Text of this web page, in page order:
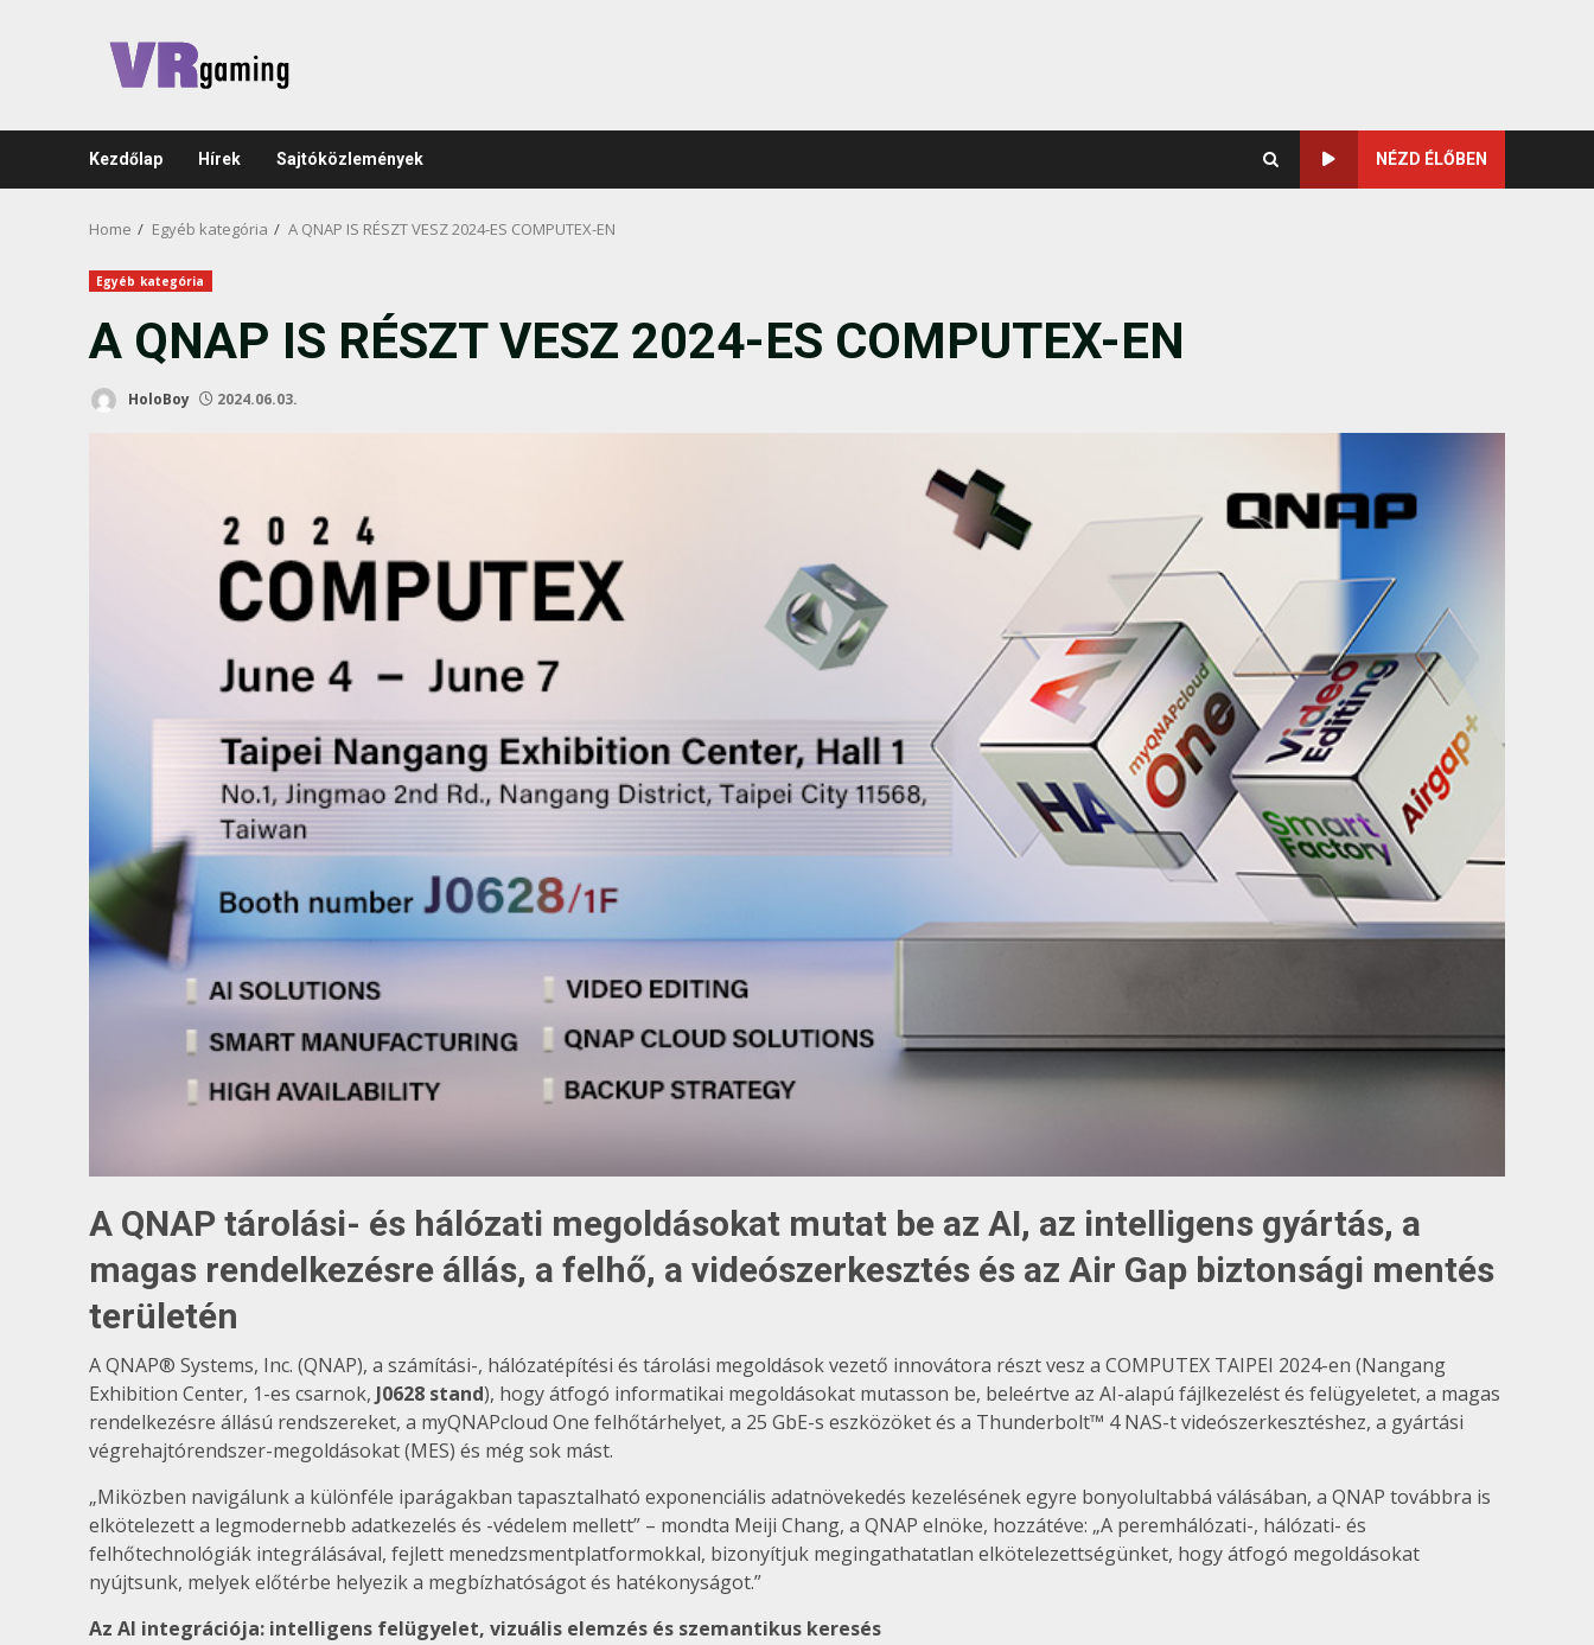
Kezdőlap Hírek Sajtóközlemények NÉZD ÉLŐBEN
Home Egyéb kategória A QNAP IS RÉSZT VESZ 2024-ES COMPUTEX-EN
Egyéb kategória
A QNAP IS RÉSZT VESZ 2024-ES COMPUTEX-EN
HoloBoy 2024.06.03.
A QNAP tárolási- és hálózati megoldásokat mutat be az AI, az intelligens gyártás, a
magas rendelkezésre állás, a felhő, a videószerkesztés és az Air Gap biztonsági mentés
területén
A QNAP® Systems, Inc. (QNAP), a számítási-, hálózatépítési és tárolási megoldások vezető innovátora részt vesz a COMPUTEX TAIPEI 2024-en (Nangang
Exhibition Center, 1-es csarnok, J0628 stand), hogy átfogó informatikai megoldásokat mutasson be, beleértve az AI-alapú fájlkezelést és felügyeletet, a magas
rendelkezésre állású rendszereket, a myQNAPcloud One felhőtárhelyet, a 25 GbE-s eszközöket és a Thunderbolt™ 4 NAS-t videószerkesztéshez, a gyártási
végrehajtórendszer-megoldásokat (MES) és még sok mást.
„Miközben navigálunk a különféle iparágakban tapasztalható exponenciális adatnövekedés kezelésének egyre bonyolultabbá válásában, a QNAP továbbra is
elkötelezett a legmodernebb adatkezelés és -védelem mellett” – mondta Meiji Chang, a QNAP elnöke, hozzátéve: „A peremhálózati-, hálózati- és
felhőtechnológiák integrálásával, fejlett menedzsmentplatformokkal, bizonyítjuk megingathatatlan elkötelezettségünket, hogy átfogó megoldásokat
nyújtsunk, melyek előtérbe helyezik a megbízhatóságot és hatékonyságot.”
Az AI integrációja: intelligens felügyelet, vizuális elemzés és szemantikus keresés